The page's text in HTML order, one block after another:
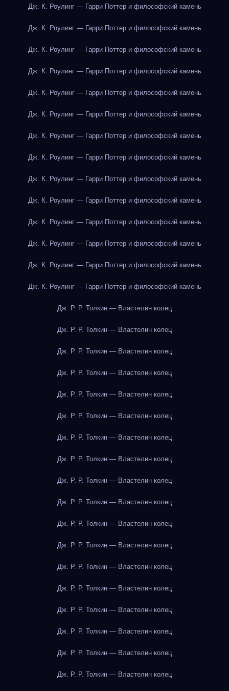
Дж. К. Роулинг — Гарри Поттер и философский камень
Дж. К. Роулинг — Гарри Поттер и философский камень
Дж. К. Роулинг — Гарри Поттер и философский камень
Дж. К. Роулинг — Гарри Поттер и философский камень
Дж. К. Роулинг — Гарри Поттер и философский камень
Дж. К. Роулинг — Гарри Поттер и философский камень
Дж. К. Роулинг — Гарри Поттер и философский камень
Дж. К. Роулинг — Гарри Поттер и философский камень
Дж. К. Роулинг — Гарри Поттер и философский камень
Дж. К. Роулинг — Гарри Поттер и философский камень
Дж. К. Роулинг — Гарри Поттер и философский камень
Дж. К. Роулинг — Гарри Поттер и философский камень
Дж. К. Роулинг — Гарри Поттер и философский камень
Дж. К. Роулинг — Гарри Поттер и философский камень
Дж. Р. Р. Толкин — Властелин колец
Дж. Р. Р. Толкин — Властелин колец
Дж. Р. Р. Толкин — Властелин колец
Дж. Р. Р. Толкин — Властелин колец
Дж. Р. Р. Толкин — Властелин колец
Дж. Р. Р. Толкин — Властелин колец
Дж. Р. Р. Толкин — Властелин колец
Дж. Р. Р. Толкин — Властелин колец
Дж. Р. Р. Толкин — Властелин колец
Дж. Р. Р. Толкин — Властелин колец
Дж. Р. Р. Толкин — Властелин колец
Дж. Р. Р. Толкин — Властелин колец
Дж. Р. Р. Толкин — Властелин колец
Дж. Р. Р. Толкин — Властелин колец
Дж. Р. Р. Толкин — Властелин колец
Дж. Р. Р. Толкин — Властелин колец
Дж. Р. Р. Толкин — Властелин колец
Дж. Р. Р. Толкин — Властелин колец